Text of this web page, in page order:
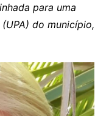
para uma
do município,